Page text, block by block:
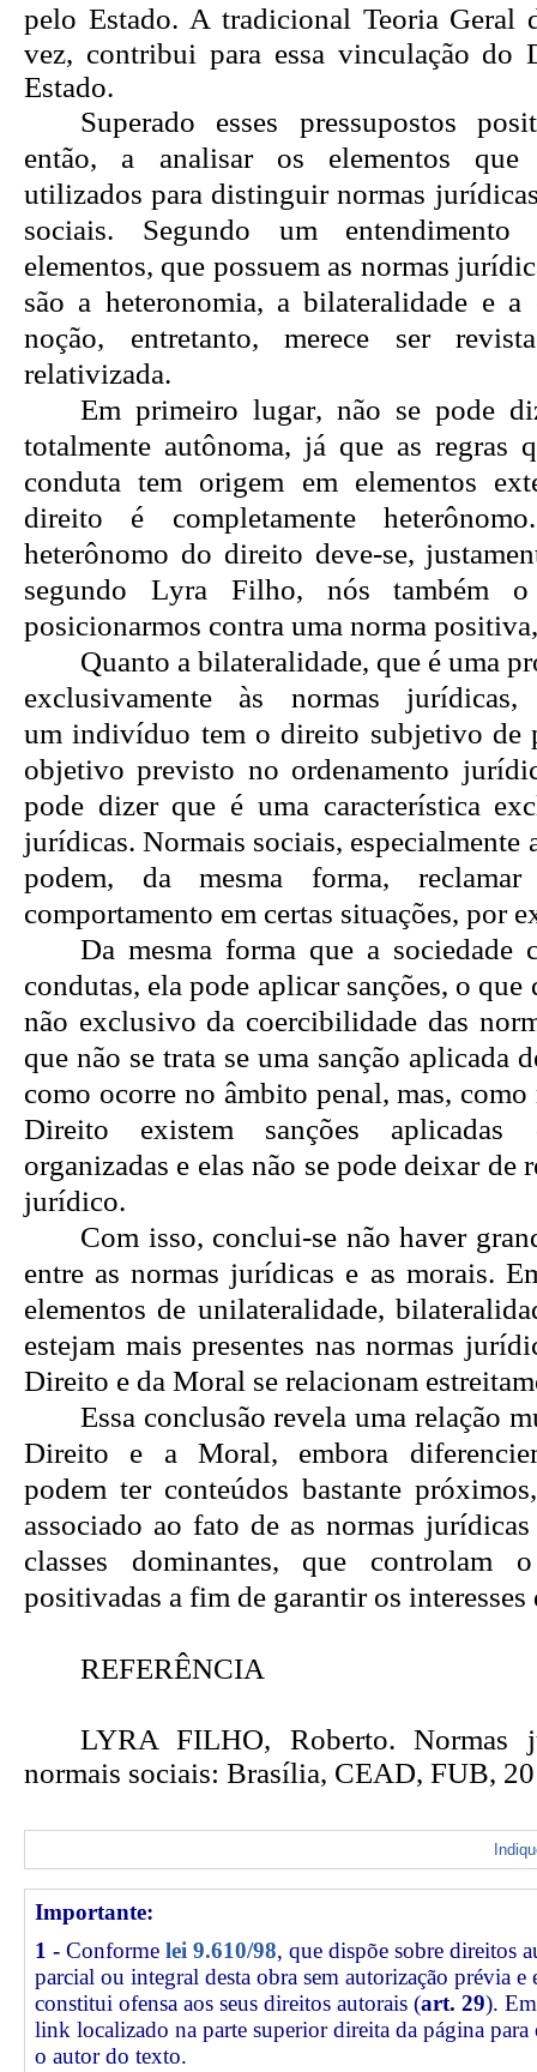
pelo Estado. A tradicional Teoria Geral
vez, contribui para essa vinculação do
Estado.
Superado esses pressupostos
então, a analisar os elementos
utilizados para distinguir normas
sociais. Segundo um entendimento
elementos, que possuem as normas
são a heteronomia, a bilateralidade e a
noção, entretanto, merece ser
relativizada.
Em primeiro lugar, não se pode
totalmente autônoma, já que as regras
conduta tem origem em elementos
direito é completamente
heterônomo do direito deve-se,
segundo Lyra Filho, nós também
posicionarmos contra uma norma
Quanto a bilateralidade, que é uma
exclusivamente às normas
um indivíduo tem o direito subjetivo de
objetivo previsto no ordenamento
pode dizer que é uma característica
jurídicas. Normais sociais, especialmente
podem, da mesma forma, reclamar
comportamento em certas situações, por
Da mesma forma que a sociedade
condutas, ela pode aplicar sanções, o que
não exclusivo da coercibilidade das
que não se trata se uma sanção aplicada
como ocorre no âmbito penal, mas,
Direito existem sanções
organizadas e elas não se pode deixar de
jurídico.
Com isso, conclui-se não haver
entre as normas jurídicas e as morais.
elementos de unilateralidade,
estejam mais presentes nas normas
Direito e da Moral se relacionam
Essa conclusão revela uma relação
Direito e a Moral, embora
podem ter conteúdos bastante
associado ao fato de as normas
classes dominantes, que controlam
positivadas a fim de garantir os interesses
REFERÊNCIA
LYRA FILHO, Roberto. Normas
normais sociais: Brasília, CEAD, FUB,
Importante:
1 - Conforme lei 9.610/98, que dispõe sobre direitos
parcial ou integral desta obra sem autorização prévia e
constitui ofensa aos seus direitos autorais (art. 29).
link localizado na parte superior direita da página
o autor do texto.